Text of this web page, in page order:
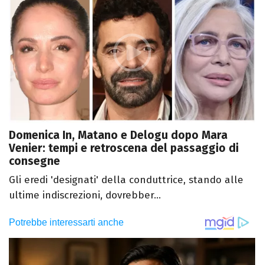
Domenica In, Matano e Delogu dopo Mara
Venier: tempi e retroscena del passaggio di
consegne
Gli eredi 'designati' della conduttrice, stando alle
ultime indiscrezioni, dovrebber...